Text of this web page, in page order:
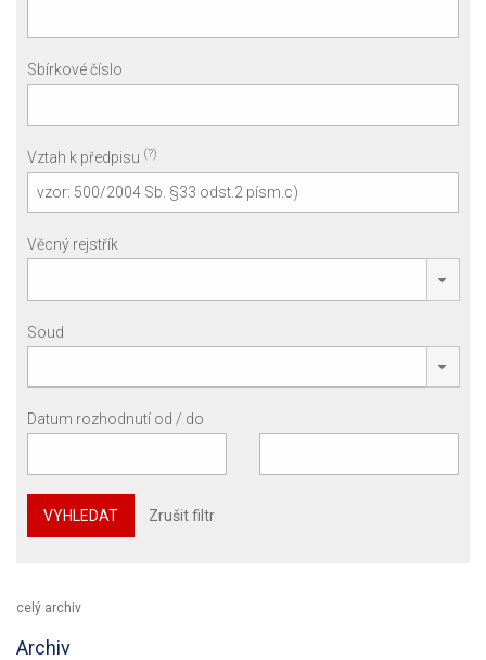
Sbírkové číslo
Vztah k předpisu (?)
Věcný rejstřík
Soud
Datum rozhodnutí od / do
VYHLEDAT Zrušit filtr
celý archiv
Archiv